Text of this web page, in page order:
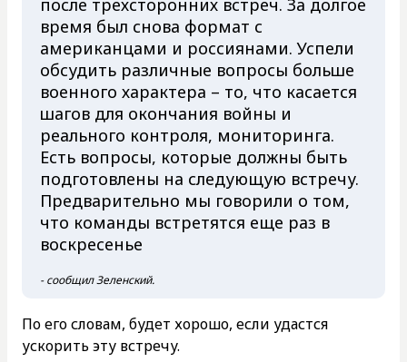
после трехсторонних встреч. За долгое
время был снова формат с
американцами и россиянами. Успели
обсудить различные вопросы больше
военного характера – то, что касается
шагов для окончания войны и
реального контроля, мониторинга.
Есть вопросы, которые должны быть
подготовлены на следующую встречу.
Предварительно мы говорили о том,
что команды встретятся еще раз в
воскресенье
- сообщил Зеленский.
По его словам, будет хорошо, если удастся
ускорить эту встречу.